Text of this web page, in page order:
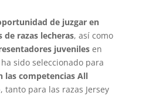
de juzgar en
razas lecheras, así como
juvenilesen
sido seleccionado para
las competencias All
, tanto para las razas Jersey